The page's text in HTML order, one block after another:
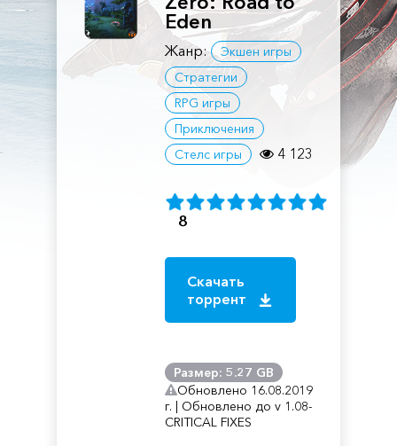
Eden
Жанр:
Экшен игры
Стратегии
RPG игры
Приключения
Стелс игры
4 123
8
Скачать
торрент
Размер: 5.27 GB
Обновлено 16.08.2019
г. | Обновлено до v 1.08-
CRITICAL FIXES